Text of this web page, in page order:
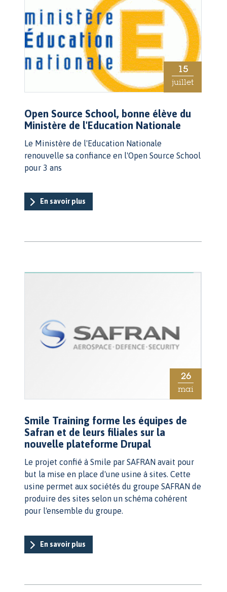
15
juillet
Open Source School, bonne élève du
Ministère de l'Education Nationale
Le Ministère de l'Education Nationale
renouvelle sa confiance en l'Open Source School
pour 3 ans
En savoir plus
26
mai
Smile Training forme les équipes de
Safran et de leurs filiales sur la
nouvelle plateforme Drupal
Le projet confié à Smile par SAFRAN avait pour
but la mise en place d'une usine à sites. Cette
usine permet aux sociétés du groupe SAFRAN de
produire des sites selon un schéma cohérent
pour l'ensemble du groupe.
En savoir plus